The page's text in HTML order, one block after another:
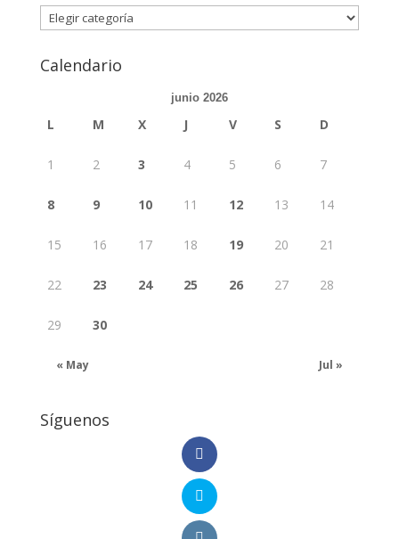
Categorias
Calendario
junio 2026
L M X J V S D
« May Jul »
1 2 3 4 5 6 7
8 9 10 11 12 13 14
15 16 17 18 19 20 21
22 23 24 25 26 27 28
29 30
Síguenos